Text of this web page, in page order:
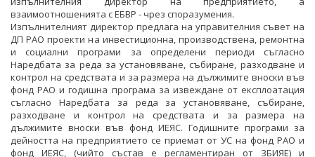
взаимоотношенията с ЕБВР - чрез споразумения.
Изпълнителният директор предлага на управителния съвет на
ДП РАО проекти на инвестиционна, производствена, ремонтна
и социални програми за определени периоди съгласно
Наредбата за реда за установяване, събиране, разходване и
контрол на средствата и за размера на дължимите вноски във
фонд РАО и годишна програма за извеждане от експлоатация
съгласно Наредбата за реда за установяване, събиране,
разходване и контрол на средствата и за размера на
дължимите вноски във фонд ИЕЯС. Годишните програми за
дейността на предприятието се приемат от УС на фонд РАО и
фонд ИЕЯС, (чийто състав е регламентиран от ЗБИЯЕ) и